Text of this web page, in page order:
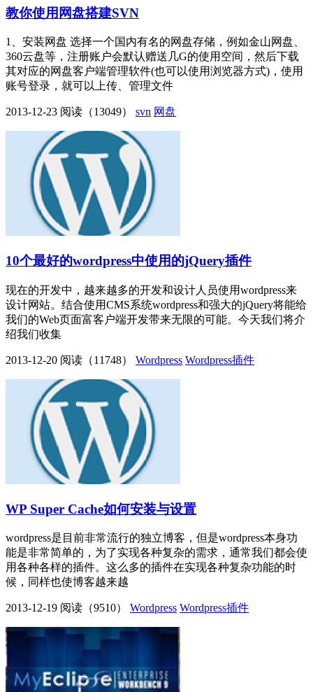
教你使用网盘搭建SVN
1、安装网盘 选择一个国内有名的网盘存储，例如金山网盘、
360云盘等，注册账户会默认赠送几G的使用空间，然后下载
其对应的网盘客户端管理软件(也可以使用浏览器方式)，使用
账号登录，就可以上传、管理文件
2013-12-23 阅读（13049） svn 网盘
10个最好的wordpress中使用的jQuery插件
现在的开发中，越来越多的开发和设计人员使用wordpress来
设计网站。结合使用CMS系统wordpress和强大的jQuery将能给
我们的Web页面富客户端开发带来无限的可能。今天我们将介
绍我们收集
2013-12-20 阅读（11748） Wordpress Wordpress插件
WP Super Cache如何安装与设置
wordpress是目前非常流行的独立博客，但是wordpress本身功
能是非常简单的，为了实现各种复杂的需求，通常我们都会使
用各种各样的插件。这么多的插件在实现各种复杂功能的时
候，同样也使博客越来越
2013-12-19 阅读（9510） Wordpress Wordpress插件